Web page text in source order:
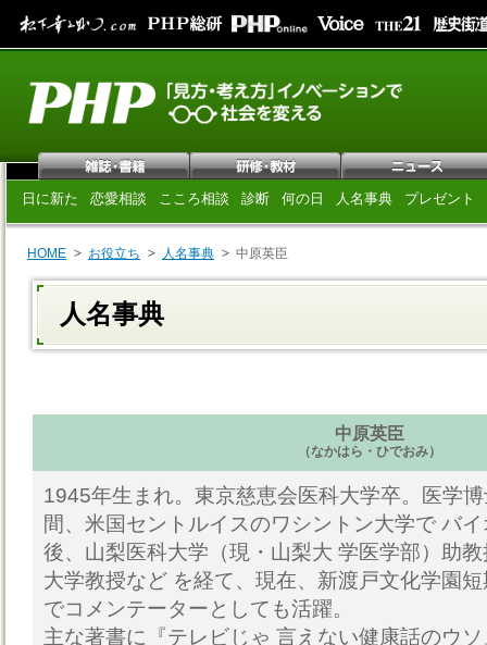
日に新た 恋愛相談 こころ相談 診断 何の日 人名事典 プレゼント
HOME お役立ち 人名事典 中原英臣
人名事典
中原英臣
（なかはら・ひでおみ）
1945年生まれ。東京慈恵会医科大学卒。医学
間、米国セントルイスのワシントン大学で バ
後、山梨医科大学（現・山梨大 学医学部）助
大学教授など を経て、現在、新渡戸文化学園
でコメンテーターとしても活躍。
主な著書に『テレビじゃ 言えない健康話のウ